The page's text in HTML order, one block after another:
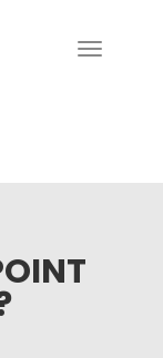
Toggle